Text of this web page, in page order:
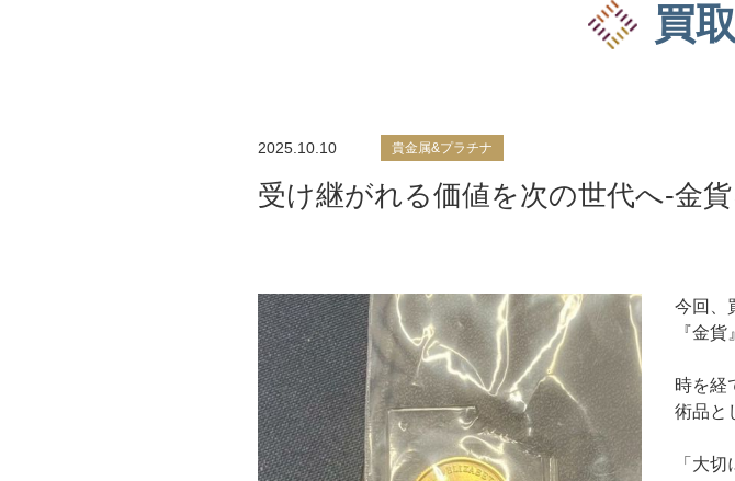
買
2025.10.10 貴金属&プラチナ
受け継がれる価値を次の世代へ-金
今回、
『金貨
時を経
術品と
「大